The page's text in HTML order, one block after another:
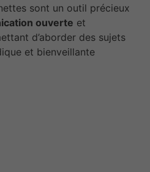
sont un outil précieux
ouverte et
d’aborder des sujets
et bienveillante